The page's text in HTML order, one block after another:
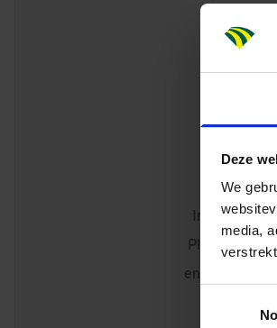
Deze
We
media,
In de vier
Plant, een
en kantoren